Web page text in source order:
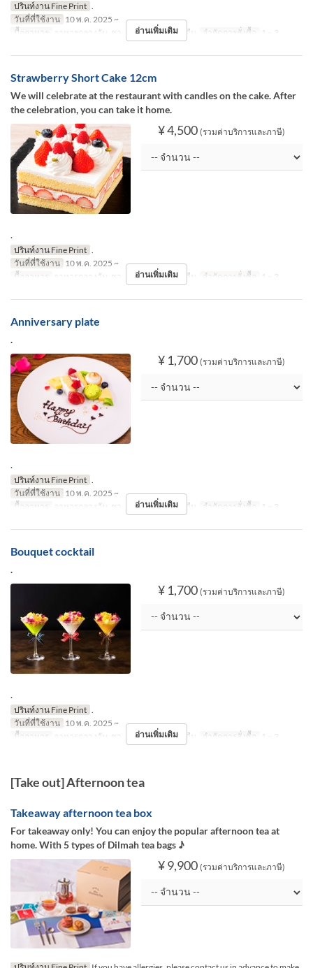
ปรินท์งาน Fine Print .
วันที่ที่ใช้งาน 10 พ.ค. 2025 ~
มื้ออาหาร
อาหารกลางวัน, ชา, อาหารเย็น, กลางคืน จำกัดการสั่งซื้อ 1 ~ 3
อ่านเพิ่มเติม
Strawberry Short Cake 12cm
We will celebrate at the restaurant with candles on the cake. After
the celebration, you can take it home.
¥ 4,500 (รวมค่าบริการและภาษี)
.
ปรินท์งาน Fine Print .
วันที่ที่ใช้งาน 10 พ.ค. 2025 ~
มื้ออาหาร
อาหารกลางวัน, ชา, อาหารเย็น, กลางคืน จำกัดการสั่งซื้อ 1 ~ 3
อ่านเพิ่มเติม
Anniversary plate
.
¥ 1,700 (รวมค่าบริการและภาษี)
.
ปรินท์งาน Fine Print
วันที่ที่ใช้งาน 10 พ.ค. 2025 ~
มื้ออาหาร
อาหารกลางวัน, ชา, อาหารเย็น, กลางคืน จำกัดการสั่งซื้อ 1 ~ 3
อ่านเพิ่มเติม
Bouquet cocktail
.
¥ 1,700 (รวมค่าบริการและภาษี)
.
ปรินท์งาน Fine Print
วันที่ที่ใช้งาน 10 พ.ค. 2025 ~
มื้ออาหาร
อาหารกลางวัน, ชา, อาหารเย็น, กลางคืน จำกัดการสั่งซื้อ 1 ~ 3
อ่านเพิ่มเติม
[Take out] Afternoon tea
Takeaway afternoon tea box
For takeaway only! You can enjoy the popular afternoon tea at
home. With 5 types of Dilmah tea bags ♪
¥ 9,900 (รวมค่าบริการและภาษี)